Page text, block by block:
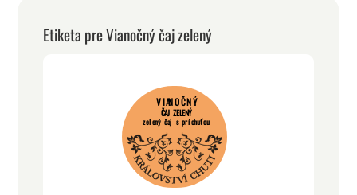
Etiketa pre Vianočný čaj zelený
VIANOČNÝ
ČAJ ZELENÝ
zelený čaj s príchuťou